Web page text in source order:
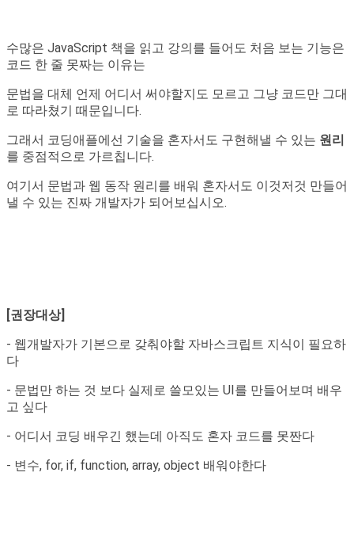
수많은 JavaScript 책을 읽고 강의를 들어도 처음 보는 기능은
코드 한 줄 못짜는 이유는
문법을 대체 언제 어디서 써야할지도 모르고 그냥 코드만 그대
로 따라쳤기 때문입니다.
그래서 코딩애플에선 기술을 혼자서도 구현해낼 수 있는 원리
를 중점적으로 가르칩니다.
여기서 문법과 웹 동작 원리를 배워 혼자서도 이것저것 만들어
낼 수 있는 진짜 개발자가 되어보십시오.
[권장대상]
- 웹개발자가 기본으로 갖춰야할 자바스크립트 지식이 필요하
다
- 문법만 하는 것 보다 실제로 쓸모있는 UI를 만들어보며 배우
고 싶다
- 어디서 코딩 배우긴 했는데 아직도 혼자 코드를 못짠다
- 변수, for, if, function, array, object 배워야한다